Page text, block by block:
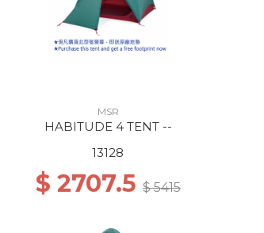
MSR
HABITUDE 4 TENT --
13128
$ 2707.5 $ 5415